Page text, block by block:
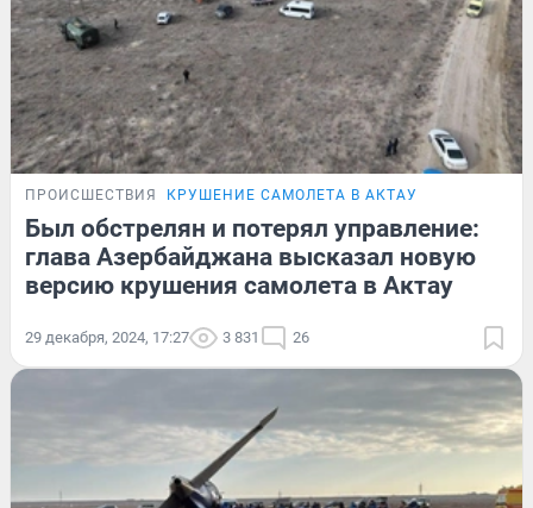
ПРОИСШЕСТВИЯ КРУШЕНИЕ САМОЛЕТА В АКТАУ
Был обстрелян и потерял управление:
глава Азербайджана высказал новую
версию крушения самолета в Актау
29 декабря, 2024, 17:27 3 831 26